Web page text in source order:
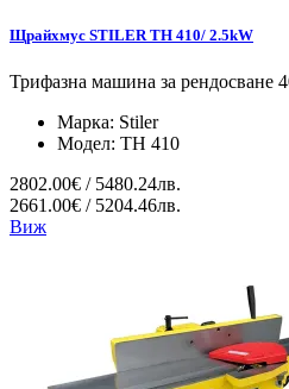
Щрайхмус STILER TH 410/ 2.5kW
Трифазна машина за рендосване
Марка: Stiler
Модел: TH 410
2802.00€ / 5480.24лв.
2661.00€ / 5204.46лв.
Виж